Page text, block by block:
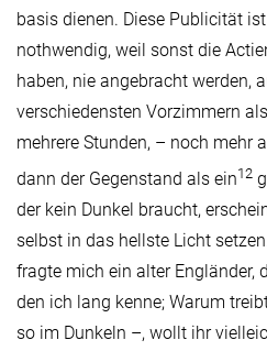
basis dienen. Diese Publicität
nothwendig, weil sonst die
haben, nie angebracht werden,
verschiedensten Vorzimmern
mehrere Stunden, – noch mehr
dann der Gegenstand als ein12
der kein Dunkel braucht,
selbst in das hellste Licht
fragte mich ein alter Engländer,
den ich lang kenne; Warum
so im Dunkeln –, wollt ihr